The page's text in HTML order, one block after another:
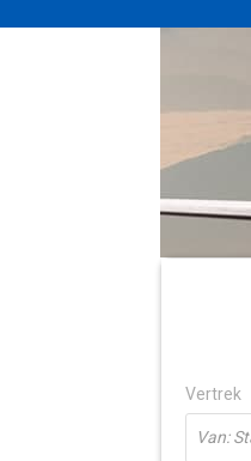
Vertrek
Van: